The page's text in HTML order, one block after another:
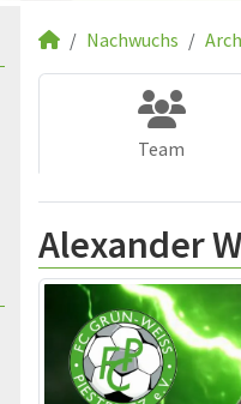
Nachwuchs
Team
Alexander